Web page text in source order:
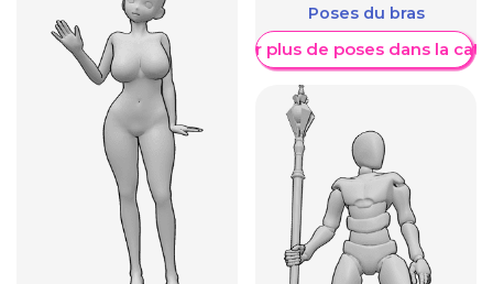
Poses du bras
Afficher plus de poses dans la